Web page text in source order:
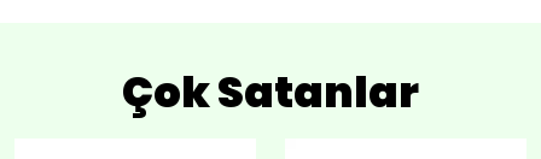
Çok Satanlar